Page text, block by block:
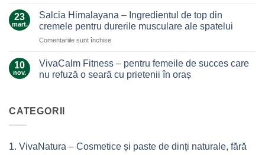
lasă
la…
durerile
secrete
ascunde
masca
antiacneică
argilă
23
mart.
Salcia Himalayana – Ingredientul de top din
cremele pentru durerile musculare ale spatelui
Comentariile sunt închisepentru
Himalayana
Ingredientul
musculare
10
nov.
VivaCalm Fitness – pentru femeile de succes care
nu refuză o seară cu prietenii în oraș
VivaCalm
Fitness
de
CATEGORII
1. VivaNatura – Cosmetice și paste de dinți naturale, fără